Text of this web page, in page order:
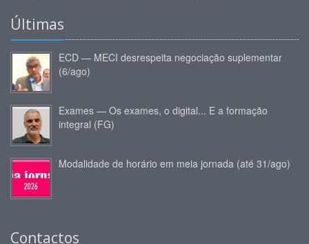
Últimas
ECD — MECI desrespeita negociação suplementar
(6/ago)
Exames — Os exames, o digital... E a formação
integral (FG)
Modalidade de horário em meia jornada (até 31/ago)
Contactos